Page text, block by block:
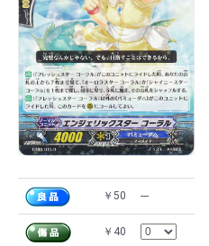
￥50 ---
￥40